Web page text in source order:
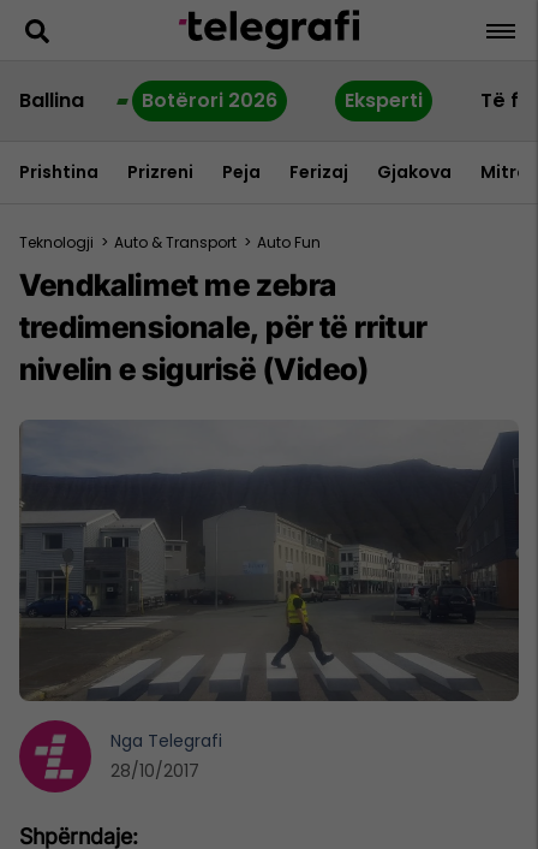
Ballina Botërori 2026 Eksperti Të
Prishtina Prizreni Peja Ferizaj Gjakova
Teknologji > Auto & Transport > Auto Fun
Vendkalimet me zebra
tredimensionale, për të rritur
nivelin e sigurisë (Video)
Nga Telegrafi
28/10/2017